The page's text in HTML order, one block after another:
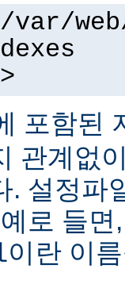
포함된
관계없
. 설정파
로 들
이란 이